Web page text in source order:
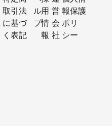
取引法
に基づ
く表記
ル
プ
用
情
報
営
会
社
報保護
ポリ
シー